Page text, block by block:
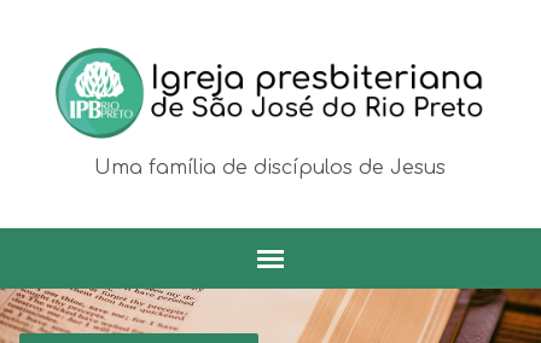
Uma família de discípulos de Jesus